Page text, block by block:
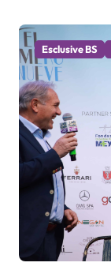
Esclusive BS